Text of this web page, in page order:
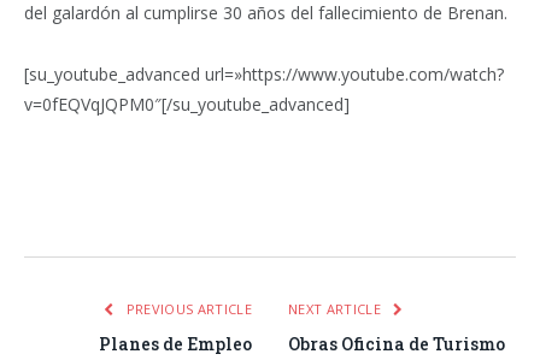
del galardón al cumplirse 30 años del fallecimiento de Brenan.
[su_youtube_advanced url=»https://www.youtube.com/watch?
v=0fEQVqJQPM0″[/su_youtube_advanced]
PREVIOUS ARTICLE
Planes de Empleo
NEXT ARTICLE
Obras Oficina de Turismo